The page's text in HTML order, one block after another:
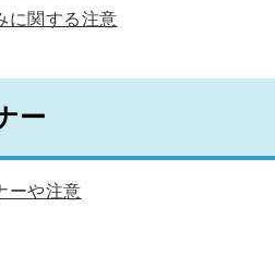
に関する注意
ー
ーや注意